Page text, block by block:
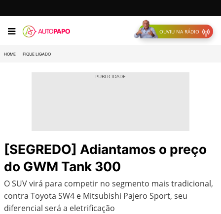
OUVIU NA RÁDIO
HOME FIQUE LIGADO
[SEGREDO] Adiantamos o preço
do GWM Tank 300
O SUV virá para competir no segmento mais tradicional,
contra Toyota SW4 e Mitsubishi Pajero Sport, seu
diferencial será a eletrificação